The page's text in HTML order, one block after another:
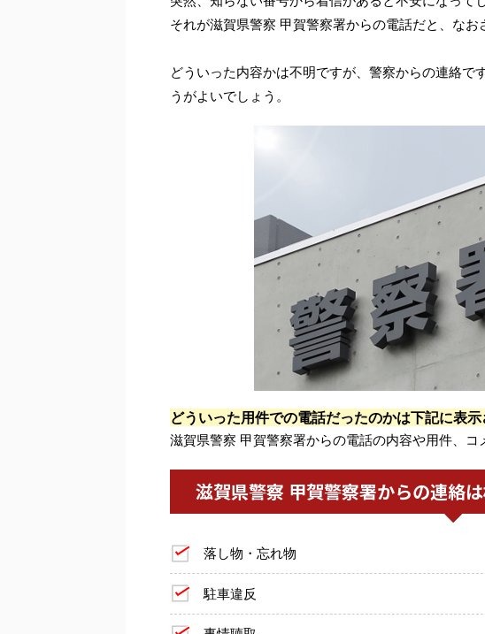
それが滋賀県警察 甲賀警察署からの電話だと、なお
どういった内容かは不明ですが、警察からの連絡で
うがよいでしょう。
どういった用件での電話だったのかは下記に表示
滋賀県警察 甲賀警察署からの電話の内容や用件、コ
滋賀県警察 甲賀警察署からの連絡
落し物・忘れ物
駐車違反